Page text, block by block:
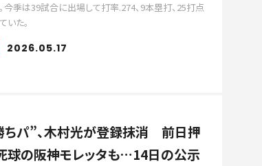
今季は39試合に出場して打率.274、9本塁打、25打点
いた。
2026.05.17
ちパ”、木村光が登録抹消 前日押
球の阪神モレッタも…14日の公示